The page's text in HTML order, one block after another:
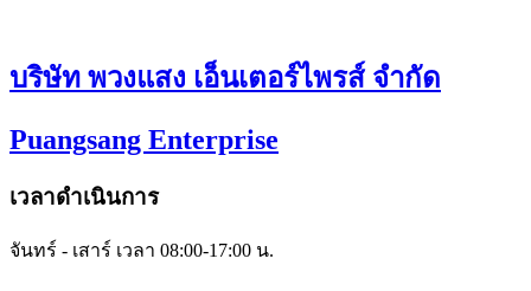
content
บริษัท พวงแสง เอ็นเตอร์ไพรส์ จำกัด
Puangsang Enterprise
เวลาดำเนินการ
จันทร์ - เสาร์ เวลา 08:00-17:00 น.